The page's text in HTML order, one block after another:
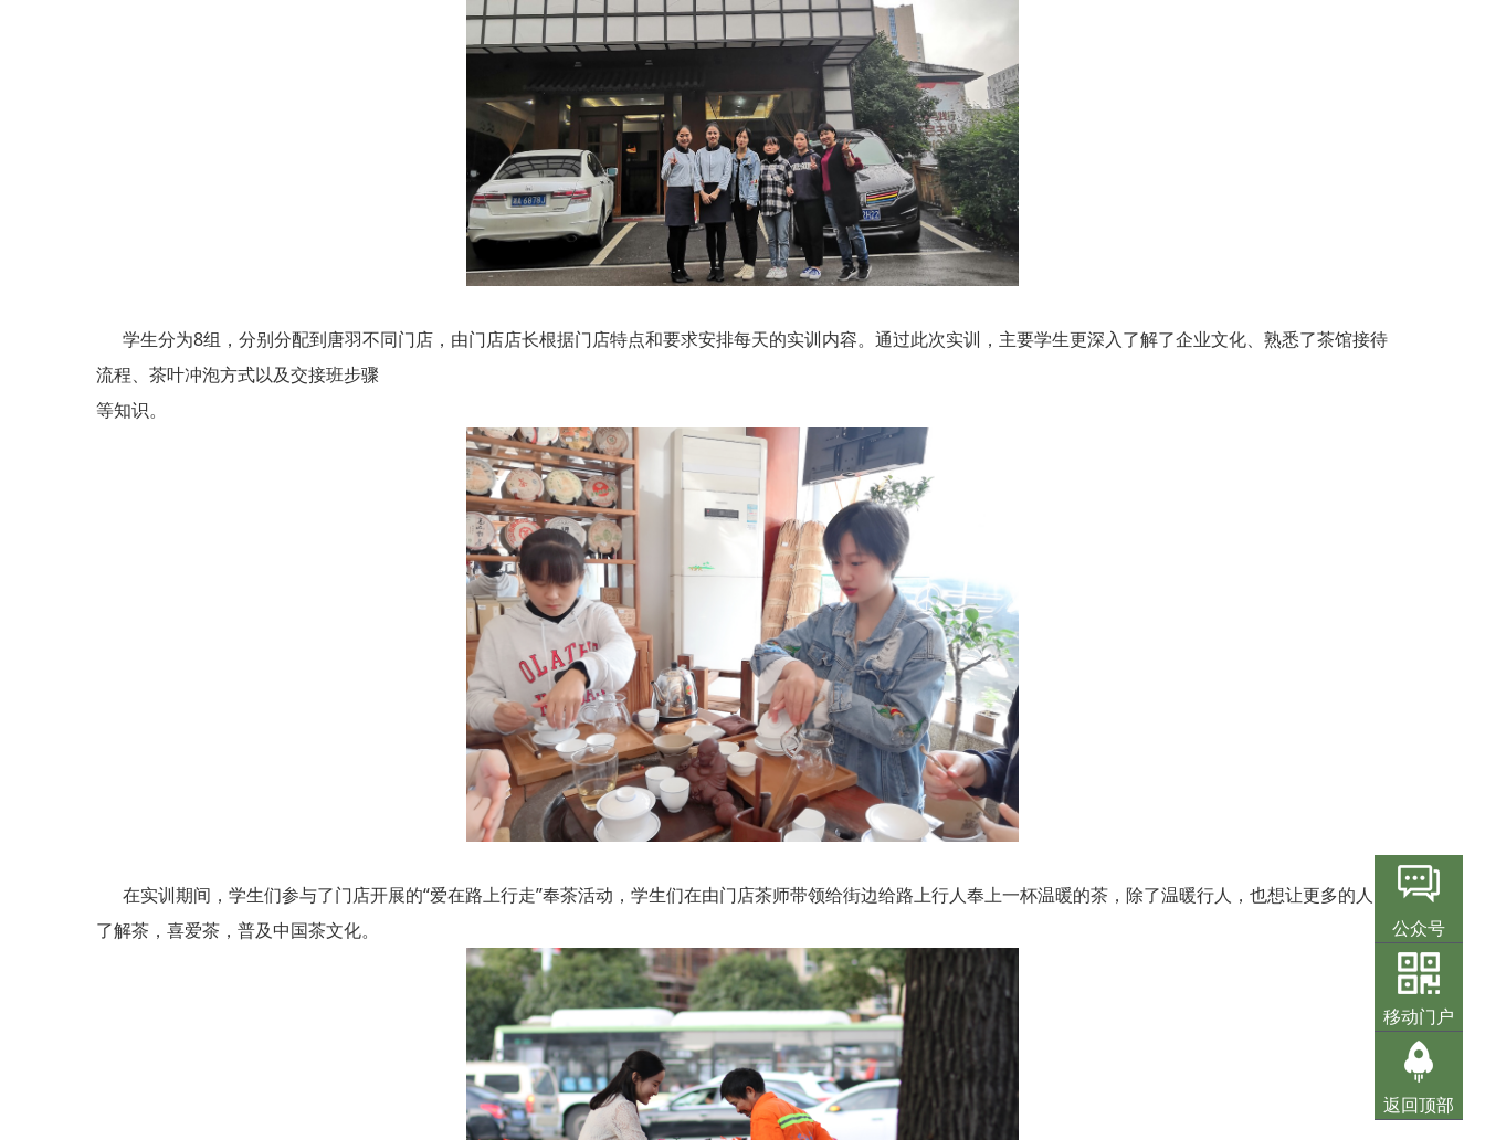
学生分为8组，分别分配到唐羽不同门店，由门店店长根据门店特点和要求安排每天的实训内容。通过此次实训，主要学生更深入了解了企业文化、熟悉了茶馆接待
流程、茶叶冲泡方式以及交接班步骤
等知识。
在实训期间，学生们参与了门店开展的“爱在路上行走”奉茶活动，学生们在由门店茶师带领给街边给路上行人奉上一杯温暖的茶，除了温暖行人，也想让更多的人
了解茶，喜爱茶，普及中国茶文化。
公众号
移动门户
返回顶部